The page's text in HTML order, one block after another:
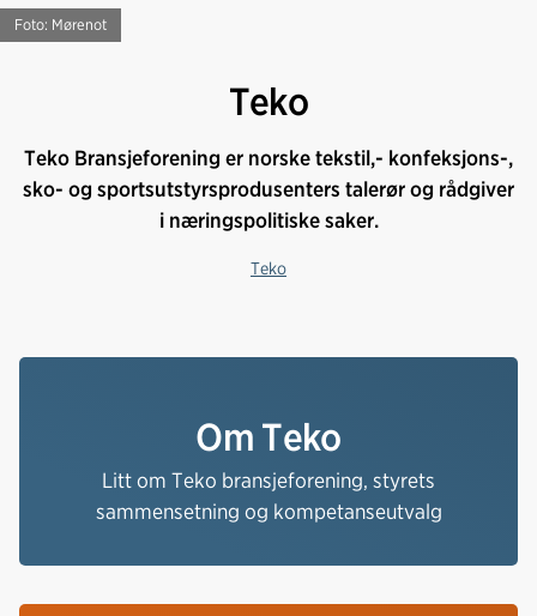
Foto: Mørenot
Teko
Teko Bransjeforening er norske tekstil,- konfeksjons-,
sko- og sportsutstyrsprodusenters talerør og rådgiver
i næringspolitiske saker.
Teko
Om Teko
Litt om Teko bransjeforening, styrets
sammensetning og kompetanseutvalg